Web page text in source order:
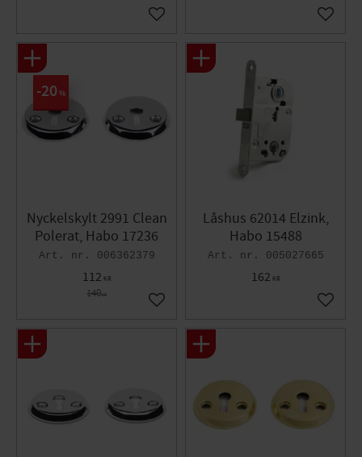
Lägg till i favoriter Lägg
Nyckelskylt 2991 Clean
Polerat, Habo 17236
006362379
112 KR
140KR
20 %
Lägg till i favoriter
Låshus 62014 Elzink,
Habo 15488
005027665
162 KR
Lägg